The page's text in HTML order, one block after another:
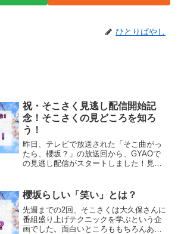
ひとりばやし
祝・そこさく見逃し配信開始記
念！そこさくの見どころを知ろ
う！
昨日、テレビで放送された「そこ曲がっ
たら、櫻坂？」の放送回から、GYAOで
の見逃し配信がスタートしました！見逃
ことに2年半後まで見放題です。加えて、
ソフトバンクの5...
櫻坂らしい「笑い」とは？
先週までの2回、そこさくは大久保さんに
番組盛り上げテクニックを学ぶという企
画でした。面白いところももちろんあり